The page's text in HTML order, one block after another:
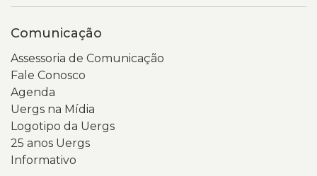
fundo
imagem
é
cinza-
claro
e
desfocado,
destacando
diferentes
como
indicadores,
pessoal,
PDI,
relatórios
e
demonstrativos.
Comunicação
Assessoria de Comunicação
Fale Conosco
Agenda
Uergs na Mídia
Logotipo da Uergs
25 anos Uergs
Informativo